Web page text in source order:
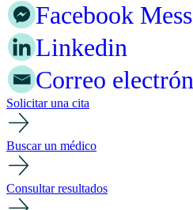
Facebook
Linkedin
Correo
Solicitar una cita
Buscar un médico
Consultar resultados